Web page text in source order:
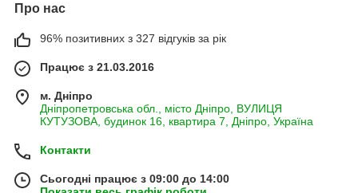
Про нас
96% позитивних з 327 відгуків за рік
Працює з 21.03.2016
м. Дніпро
Дніпропетровська обл., місто Дніпро, ВУЛИЦЯ
КУТУЗОВА, будинок 16, квартира 7, Дніпро, Україна
Контакти
Сьогодні працює з 09:00 до 14:00